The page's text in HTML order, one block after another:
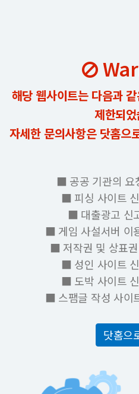
해당 웹사이트는 다음과
제한되
자세한 문의사항은 닷홈으
■ 공공 기관의 요
■ 피싱 사이트
■ 대출광고 신
■ 게임 사설서버 이
■ 저작권 및 상표
■ 성인 사이트
■ 도박 사이트
■ 스팸글 작성 사이
닷홈으